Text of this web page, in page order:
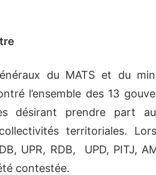
du MATS et du
l’ensemble des 13
désirant prendre part
territoriales.
UPR, RDB, UPD, PITJ,
contestée.